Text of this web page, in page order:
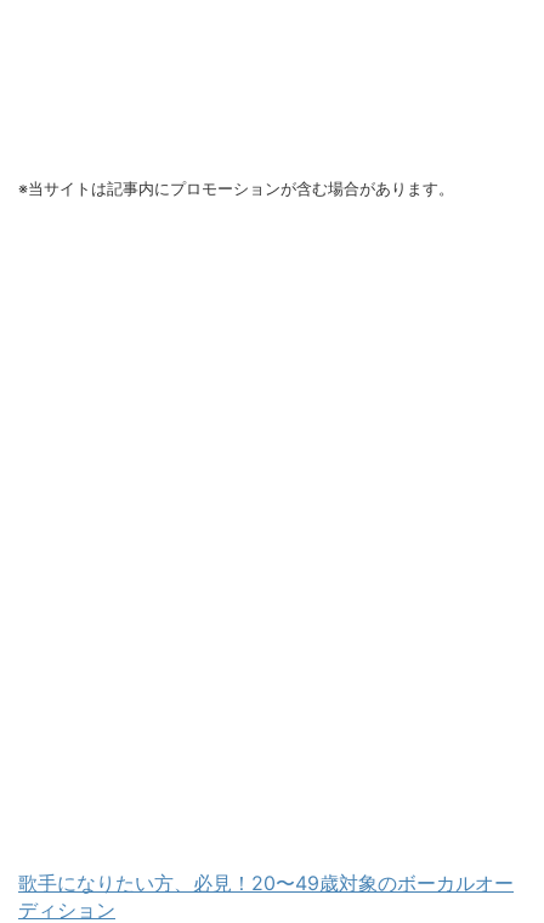
※当サイトは記事内にプロモーションが含む場合があります。
歌手になりたい方、必見！20〜49歳対象のボーカルオー
ディション